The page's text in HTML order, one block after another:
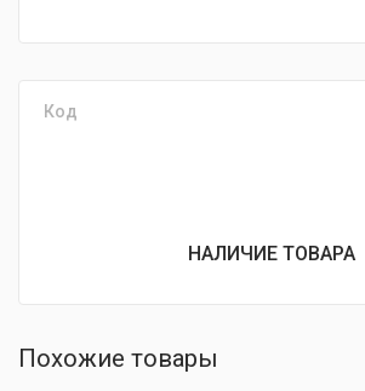
Код
НАЛИЧИЕ ТОВАРА
Похожие товары